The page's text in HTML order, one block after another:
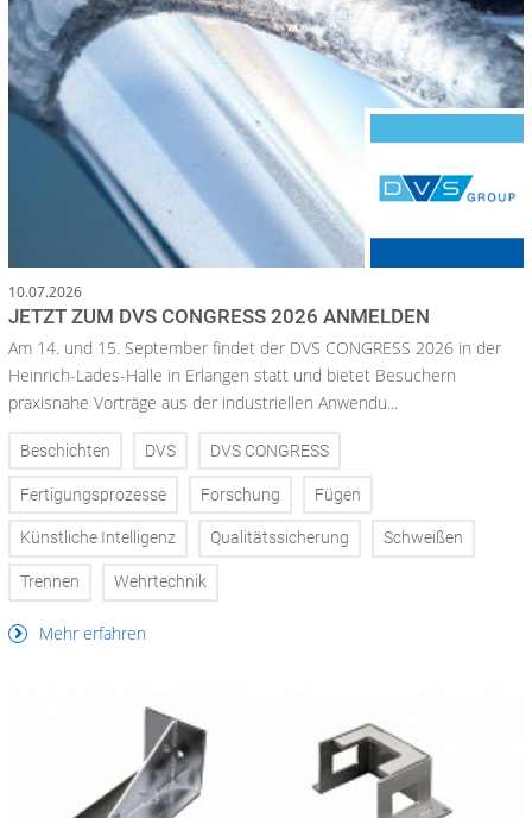
10.07.2026
JETZT ZUM DVS CONGRESS 2026 ANMELDEN
Am 14. und 15. September findet der DVS CONGRESS 2026 in der
Heinrich-Lades-Halle in Erlangen statt und bietet Besuchern
praxisnahe Vorträge aus der industriellen Anwendu...
Beschichten DVS DVS CONGRESS
Fertigungsprozesse Forschung Fügen
Künstliche Intelligenz Qualitätssicherung Schweißen
Trennen Wehrtechnik
Mehr erfahren